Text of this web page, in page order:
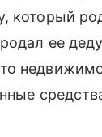
который
ее